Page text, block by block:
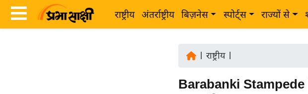
राष्ट्रीय अंतर्राष्ट्रीय बिज़नेस स्पोर्ट्स राज्यों से
राष्ट्रीय|
Barabanki Stampede |